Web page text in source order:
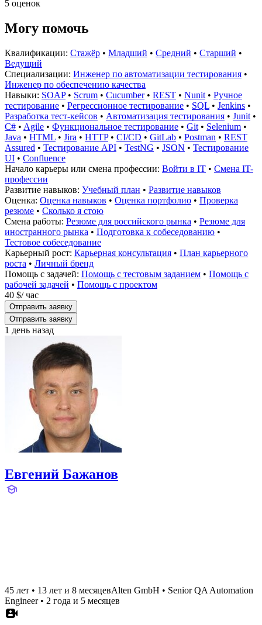
5 оценок
Могу помочь
Квалификации: Стажёр • Младший • Средний • Старший •
Ведущий
Специализации: Инженер по автоматизации тестирования •
Инженер по обеспечению качества
Навыки: SOAP• Scrum • Cucumber• REST • Nunit • Ручное
тестирование • Регрессионное тестирование • SQL • Jenkins •
Разработка тест-кейсов • Автоматизация тестирования • Junit •
C# • Agile • Функциональное тестирование • Git • Selenium •
Java • HTML • Jira • HTTP• CI/CD • GitLab • Postman • REST
Assured • Тестирование API • TestNG • JSON • Тестирование
UI • Confluence
Начало карьеры или смена профессии: Войти в IT • Смена IT-
профессии
Развитие навыков: Учебный план • Развитие навыков
Оценка: Оценка навыков • Оценка портфолио • Проверка
резюме • Сколько я стою
Смена работы: Резюме для российского рынка • Резюме для
иностранного рынка • Подготовка к собеседованию •
Тестовое собеседование
Карьерный рост: Карьерная консультация • План карьерного
роста • Личный бренд
Помощь с задачей: Помощь с тестовым заданием • Помощь с
рабочей задачей • Помощь с проектом
40 $/ час
Отправить заявку
Отправить заявку
1 день назад
Евгений Бажанов
45 лет • 13 лет и 8 месяцевAlten GmbH • Senior QA Automation
Engineer• 2 года и 5 месяцев